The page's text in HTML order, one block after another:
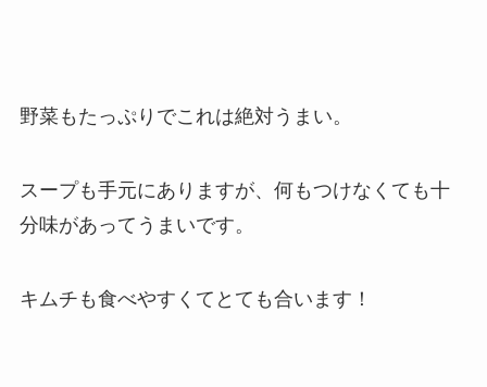
野菜もたっぷりでこれは絶対うまい。
スープも手元にありますが、何もつけなくても十
分味があってうまいです。
キムチも食べやすくてとても合います！